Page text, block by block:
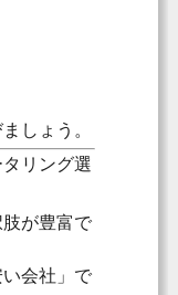
しょう。
リング選
が豊富で
会社」で